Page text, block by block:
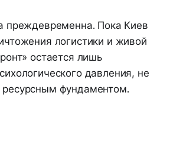
преждевременна. Пока Киев
логистики и живой
остается лишь
давления, не
фундаментом.